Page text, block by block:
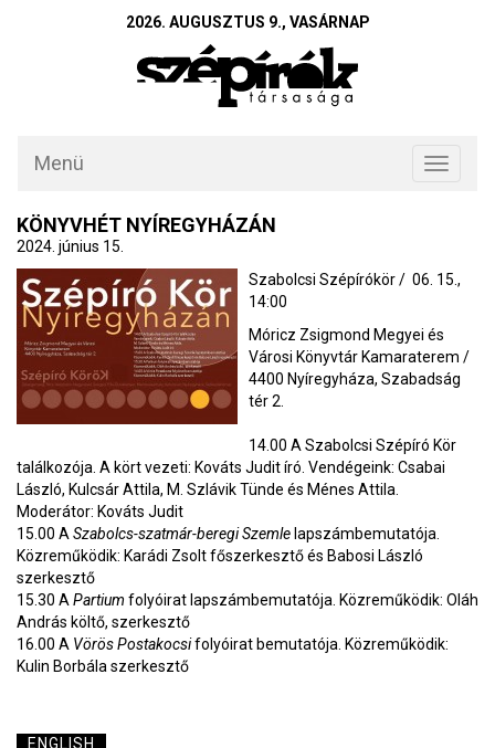
2026. AUGUSZTUS 9., VASÁRNAP
Toggle
Menü
KÖNYVHÉT NYÍREGYHÁZÁN
2024. június 15.
Szabolcsi Szépírókör / 06. 15.,
14:00
Móricz Zsigmond Megyei és
Városi Könyvtár Kamaraterem /
4400 Nyíregyháza, Szabadság
tér 2.
14.00 A Szabolcsi Szépíró Kör
találkozója. A kört vezeti: Kováts Judit író. Vendégeink: Csabai
László, Kulcsár Attila, M. Szlávik Tünde és Ménes Attila.
Moderátor: Kováts Judit
15.00 ASzabolcs-szatmár-beregi Szemle lapszámbemutatója.
Közreműködik: Karádi Zsolt főszerkesztő és Babosi László
szerkesztő
15.30 APartium folyóirat lapszámbemutatója. Közreműködik: Oláh
András költő, szerkesztő
16.00 A Vörös Postakocsifolyóirat bemutatója. Közreműködik:
Kulin Borbála szerkesztő
ENGLISH